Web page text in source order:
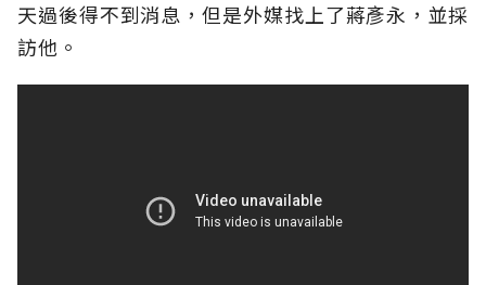
天過後得不到消息，但是外媒找上了蔣彥永，並採
訪他。